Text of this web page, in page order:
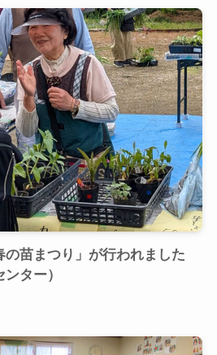
の苗まつり」が行われました
ター）